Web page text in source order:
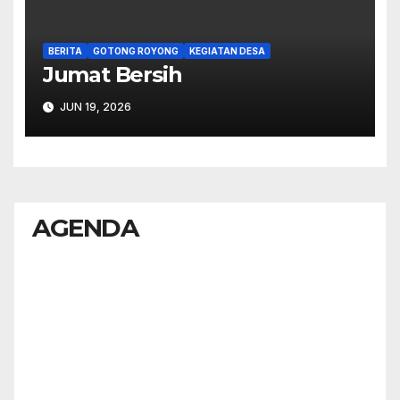
BERITA GOTONG ROYONG KEGIATAN DESA
Jumat Bersih
JUN 19, 2026
AGENDA